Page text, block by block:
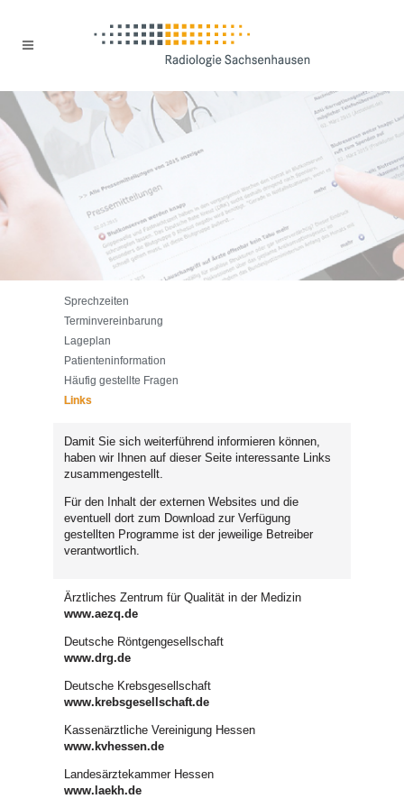
Sprechzeiten
Terminvereinbarung
Lageplan
Patienteninformation
Häufig gestellte Fragen
Links
Damit Sie sich weiterführend informieren können,
haben wir Ihnen auf dieser Seite interessante Links
zusammengestellt.
Für den Inhalt der externen Websites und die
eventuell dort zum Download zur Verfügung
gestellten Programme ist der jeweilige Betreiber
verantwortlich.
Ärztliches Zentrum für Qualität in der Medizin
www.aezq.de
Deutsche Röntgengesellschaft
www.drg.de
Deutsche Krebsgesellschaft
www.krebsgesellschaft.de
Kassenärztliche Vereinigung Hessen
www.kvhessen.de
Landesärztekammer Hessen
www.laekh.de